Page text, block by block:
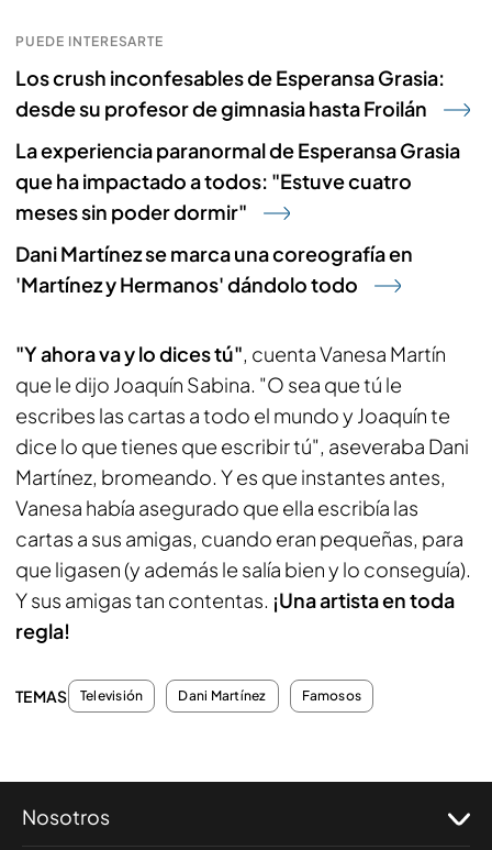
PUEDE INTERESARTE
Los crush inconfesables de Esperansa Grasia:
desde su profesor de gimnasia hasta Froilán
La experiencia paranormal de Esperansa Grasia
que ha impactado a todos: "Estuve cuatro
meses sin poder dormir"
Dani Martínez se marca una coreografía en
'Martínez y Hermanos' dándolo todo
"Y ahora va y lo dices tú", cuenta Vanesa Martín
que le dijo Joaquín Sabina. "O sea que tú le
escribes las cartas a todo el mundo y Joaquín te
dice lo que tienes que escribir tú", aseveraba Dani
Martínez, bromeando. Y es que instantes antes,
Vanesa había asegurado que ella escribía las
cartas a sus amigas, cuando eran pequeñas, para
que ligasen (y además le salía bien y lo conseguía).
Y sus amigas tan contentas. ¡Una artista en toda
regla!
TEMAS Televisión Dani Martínez Famosos
Nosotros